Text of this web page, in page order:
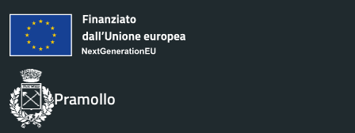
Pramollo